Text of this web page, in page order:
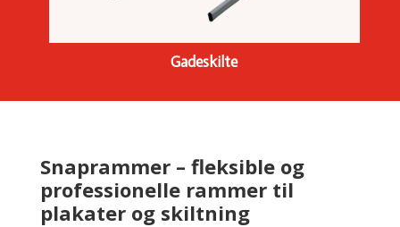
Gadeskilte
Snaprammer – fleksible og
professionelle rammer til
plakater og skiltning